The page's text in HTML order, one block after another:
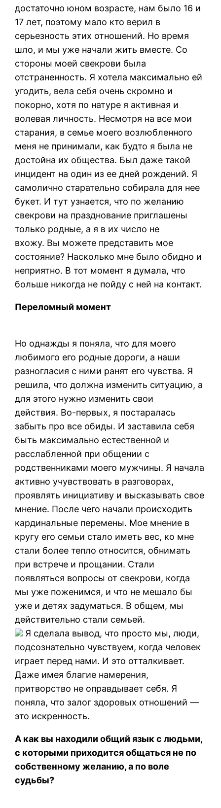
достаточно юном возрасте, нам было 16 и
17 лет, поэтому мало кто верил в
серьезность этих отношений. Но время
шло, и мы уже начали жить вместе. Со
стороны моей свекрови была
отстраненность. Я хотела максимально ей
угодить, вела себя очень скромно и
покорно, хотя по натуре я активная и
волевая личность. Несмотря на все мои
старания, в семье моего возлюбленного
меня не принимали, как будто я была не
достойна их общества. Был даже такой
инцидент на один из ее дней рождений. Я
самолично старательно собирала для нее
букет. И тут узнается, что по желанию
свекрови на празднование приглашены
только родные, а я в их число не
вхожу. Вы можете представить мое
состояние? Насколько мне было обидно и
неприятно. В тот момент я думала, что
больше никогда не пойду с ней на контакт.
Переломный момент
Но однажды я поняла, что для моего
любимого его родные дороги, а наши
разногласия с ними ранят его чувства. Я
решила, что должна изменить ситуацию, а
для этого нужно изменить свои
действия. Во-первых, я постаралась
забыть про все обиды. И заставила себя
быть максимально естественной и
расслабленной при общении с
родственниками моего мужчины. Я начала
активно учувствовать в разговорах,
проявлять инициативу и высказывать свое
мнение. После чего начали происходить
кардинальные перемены. Мое мнение в
кругу его семьи стало иметь вес, ко мне
стали более тепло относится, обнимать
при встрече и прощании. Стали
появляться вопросы от свекрови, когда
мы уже поженимся, и что не мешало бы
уже и детях задуматься. В общем, мы
действительно стали семьей.
Я сделала вывод, что просто мы, люди,
подсознательно чувствуем, когда человек
играет перед нами. И это отталкивает.
Даже имея благие намерения,
притворство не оправдывает себя. Я
поняла, что залог здоровых отношений —
это искренность.
А как вы находили общий язык с людьми,
с которыми приходится общаться не по
собственному желанию, а по воле
судьбы?